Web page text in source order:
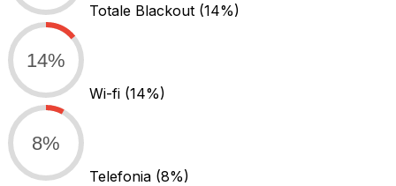
Totale Blackout (14%)
14%
Wi-fi (14%)
8%
Telefonia (8%)